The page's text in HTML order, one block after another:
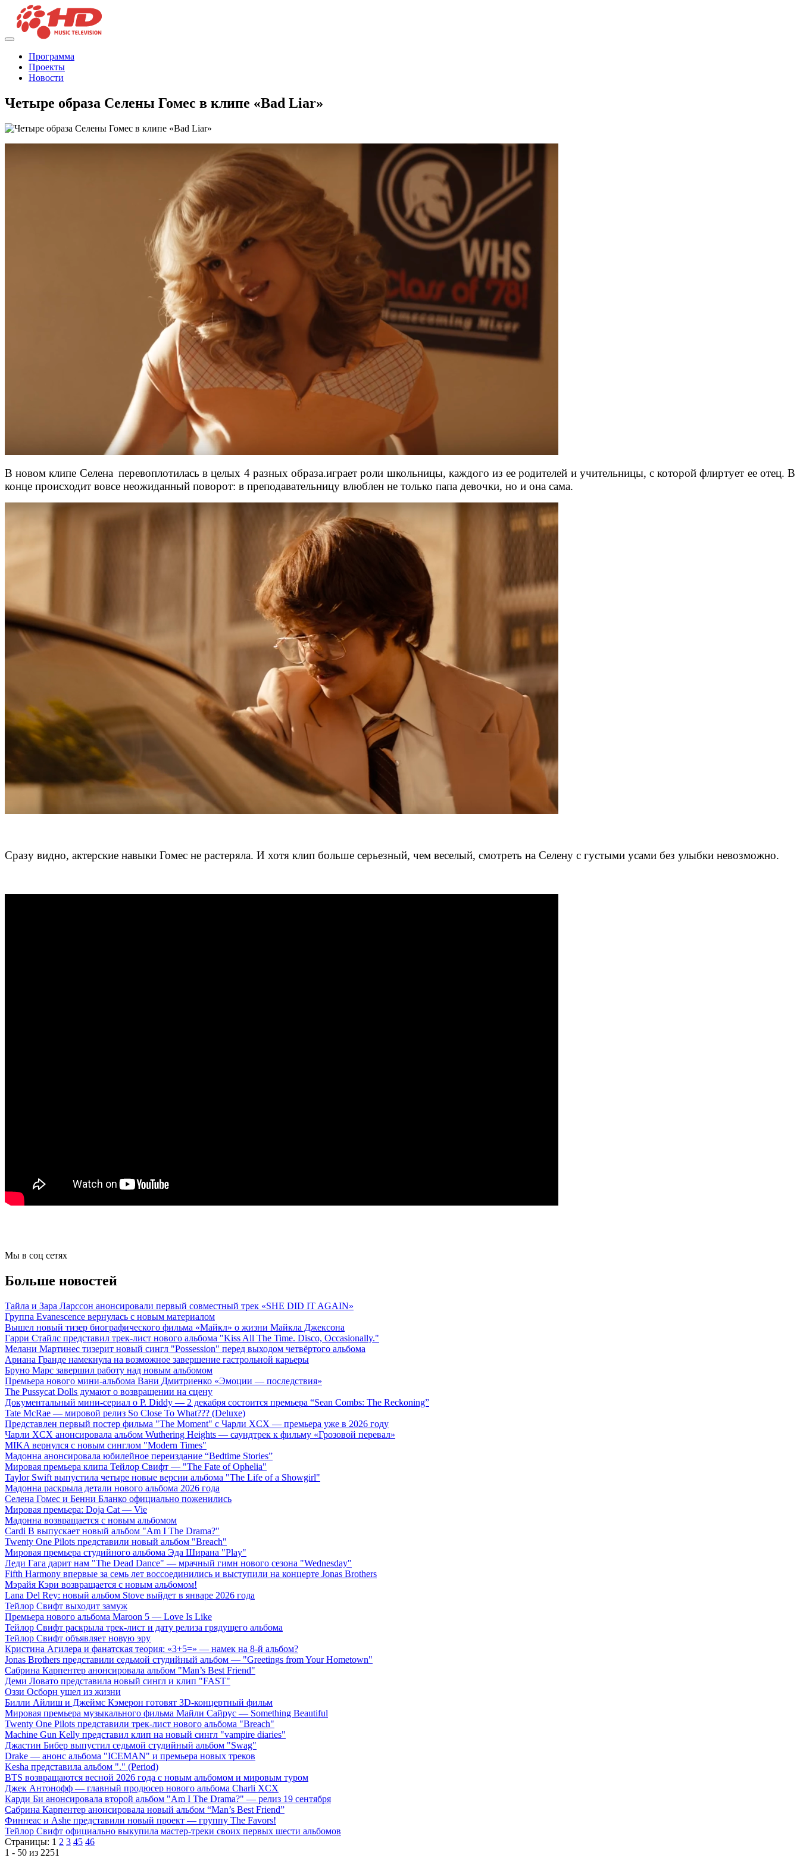
Программа
Проекты
Новости
Четыре образа Селены Гомес в клипе «Bad Liar»
В новом клипе Селена перевоплотилась в целых 4 разных образа.играет роли школьницы, каждого из ее родителей и учительницы, с которой флиртует ее отец. В
конце происходит вовсе неожиданный поворот: в преподавательницу влюблен не только папа девочки, но и она сама.
Сразу видно, актерские навыки Гомес не растеряла. И хотя клип больше серьезный, чем веселый, смотреть на Селену с густыми усами без улыбки невозможно.
Мы в соц сетях
Больше новостей
Тайла и Зара Ларссон анонсировали первый совместный трек «SHE DID IT AGAIN»
Группа Evanescence вернулась с новым материалом
Вышел новый тизер биографического фильма «Майкл» о жизни Майкла Джексона
Гарри Стайлс представил трек-лист нового альбома "Kiss All The Time. Disco, Occasionally."
Мелани Мартинес тизерит новый сингл "Possession" перед выходом четвёртого альбома
Ариана Гранде намекнула на возможное завершение гастрольной карьеры
Бруно Марс завершил работу над новым альбомом
Премьера нового мини-альбома Вани Дмитриенко «Эмоции — последствия»
The Pussycat Dolls думают о возвращении на сцену
Документальный мини-сериал о P. Diddy — 2 декабря состоится премьера “Sean Combs: The Reckoning”
Tate McRae — мировой релиз So Close To What??? (Deluxe)
Представлен первый постер фильма "The Moment" с Чарли XCX — премьера уже в 2026 году
Чарли XCX анонсировала альбом Wuthering Heights — саундтрек к фильму «Грозовой перевал»
MIKA вернулся с новым синглом "Modern Times"
Мадонна анонсировала юбилейное переиздание “Bedtime Stories”
Мировая премьера клипа Тейлор Свифт — "The Fate of Ophelia"
Taylor Swift выпустила четыре новые версии альбома "The Life of a Showgirl"
Мадонна раскрыла детали нового альбома 2026 года
Селена Гомес и Бенни Бланко официально поженились
Мировая премьера: Doja Cat — Vie
Мадонна возвращается с новым альбомом
Cardi B выпускает новый альбом "Am I The Drama?"
Twenty One Pilots представили новый альбом "Breach"
Мировая премьера студийного альбома Эда Ширана "Play"
Леди Гага дарит нам "The Dead Dance" — мрачный гимн нового сезона "Wednesday"
Fifth Harmony впервые за семь лет воссоединились и выступили на концерте Jonas Brothers
Мэрайя Кэри возвращается с новым альбомом!
Lana Del Rey: новый альбом Stove выйдет в январе 2026 года
Тейлор Свифт выходит замуж
Премьера нового альбома Maroon 5 — Love Is Like
Тейлор Свифт раскрыла трек-лист и дату релиза грядущего альбома
Тейлор Свифт объявляет новую эру
Кристина Агилера и фанатская теория: «3+5=» — намек на 8-й альбом?
Jonas Brothers представили седьмой студийный альбом — "Greetings from Your Hometown"
Сабрина Карпентер анонсировала альбом "Man’s Best Friend"
Деми Ловато представила новый сингл и клип "FAST"
Оззи Осборн ушел из жизни
Билли Айлиш и Джеймс Кэмерон готовят 3D-концертный фильм
Мировая премьера музыкального фильма Майли Сайрус — Something Beautiful
Twenty One Pilots представили трек-лист нового альбома "Breach"
Machine Gun Kelly представил клип на новый сингл "vampire diaries"
Джастин Бибер выпустил седьмой студийный альбом "Swag"
Drake — анонс альбома "ICEMAN" и премьера новых треков
Kesha представила альбом "." (Period)
BTS возвращаются весной 2026 года с новым альбомом и мировым туром
Джек Антонофф — главный продюсер нового альбома Charli XCX
Карди Би анонсировала второй альбом "Am I The Drama?" — релиз 19 сентября
Сабрина Карпентер анонсировала новый альбом “Man’s Best Friend”
Финнеас и Ashe представили новый проект — группу The Favors!
Тейлор Свифт официально выкупила мастер-треки своих первых шести альбомов
Страницы: 1 2 3 45 46
1 - 50 из 2251